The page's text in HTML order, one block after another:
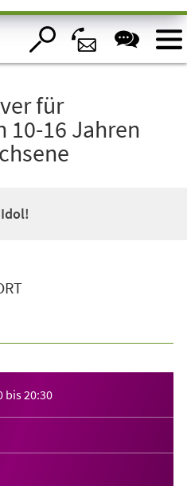
für
10-16 Jahren
bis20:30